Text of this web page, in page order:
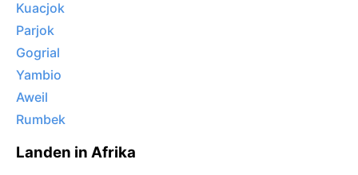
Kuacjok
Parjok
Gogrial
Yambio
Aweil
Rumbek
Landen in Afrika